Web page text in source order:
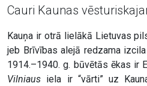
Cauri Kaunas
Kauņa ir otrā lielākā Lietuvas
jeb Brīvības alejā redzama
1914.–1940. g. būvētās ēkas ir
Vilniaus iela ir “vārti” uz